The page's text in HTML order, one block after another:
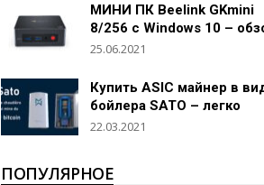
МИНИ ПК Beelink GKmini
8/256 c Windows 10 –
25.06.2021
Купить ASIC майнер в
бойлера SATO – легко
22.03.2021
ПОПУЛЯРНОЕ